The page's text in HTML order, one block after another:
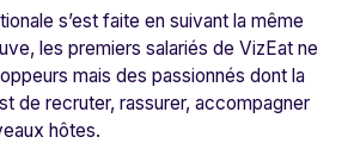
s’est faite en suivant la même
les premiers salariés de VizEat ne
mais des passionnés dont la
de recruter, rassurer, accompagner
hôtes.